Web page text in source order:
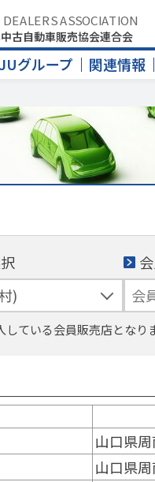
ASSOCIATION
古自動車販売協会連合会
グループ 関連情報
ている会員販売店となり
山口県
山口県